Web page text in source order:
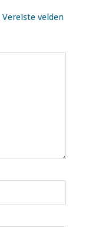
Vereiste velden